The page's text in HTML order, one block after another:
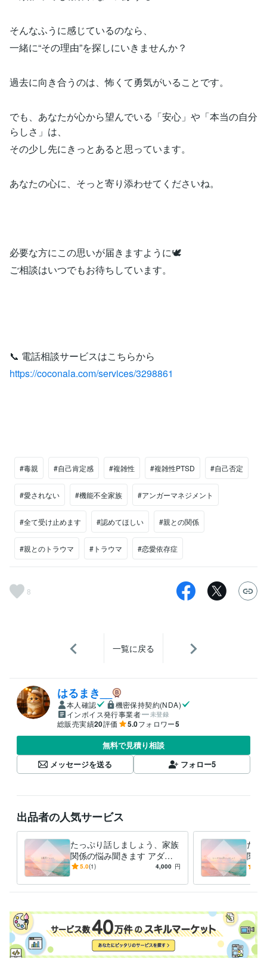
そんなふうに感じているのなら、
一緒に“その理由”を探しにいきませんか？
過去に向き合うのは、怖くて勇気がいることです。
でも、あなたが心から望んでいる「安心」や「本当の自分
らしさ」は、
その少し先にきっとあると思っています。
あなたの心に、そっと寄り添わせてくださいね。
必要な方にこの思いが届きますように🕊️
ご相談はいつでもお待ちしています。
📞 電話相談サービスはこちらから
https://coconala.com/services/3298861
#毒親 #自己肯定感 #複雑性 #複雑性PTSD #自己否定
#愛されない #機能不全家族 #アンガーマネジメント
#全て受け止めます #認めてほしい #親との関係
#親とのトラウマ #トラウマ #恋愛依存症
8
一覧に戻る
はるまき__
本人確認
機密保持契約(NDA)
インボイス発行事業者
未登録
総販売実績20評価 5.0フォロワー5
無料で見積り相談
メッセージを送る
フォロー5
出品者の人気サービス
たっぷり話しましょう、家族
関係の悩み聞きます アダル
トチルドレン、毒親、機能不
5.0(1) 4,000 円
たっ
関係
トチ